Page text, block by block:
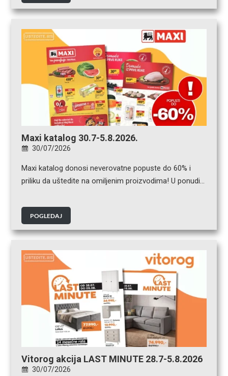
Maxi katalog 30.7-5.8.2026.
30/07/2026
Maxi katalog donosi neverovatne popuste do 60% i
priliku da uštedite na omiljenim proizvodima! U ponudi…
POGLEDAJ
Vitorog akcija LAST MINUTE 28.7-5.8.2026
30/07/2026